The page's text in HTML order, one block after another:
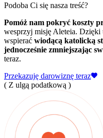
Podoba Ci się nasza treść?
Pomóż nam pokryć koszty
wesprzyj misję Aleteia.
wspierać wiodącą katolicką
jednocześnie zmniejszając
teraz.
Przekazuję darowiznę teraz
( Z ulgą podatkową )